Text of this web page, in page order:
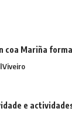
Mariña
Viveiro
e